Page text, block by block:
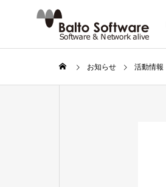
お知らせ 活動情報